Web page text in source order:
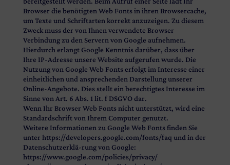
Browser die benötigten Web Fonts in ihren Browsercache,
um Texte und Schriftarten korrekt anzuzeigen. Zu diesem
Zweck muss der von Ihnen verwendete Browser
Verbindung zu den Servern von Google aufnehmen.
Hierdurch erlangt Google Kenntnis darüber, dass über
Ihre IP-Adresse unsere Website aufgerufen wurde. Die
Nutzung von Google Web Fonts erfolgt im Interesse einer
einheitlichen und ansprechenden Darstellung unserer
Online-Angebote. Dies stellt ein berechtigtes Interesse im
Sinne von Art. 6 Abs. 1 lit. f DSGVO dar.
Wenn Ihr Browser Web Fonts nicht unterstützt, wird eine
Standardschrift von Ihrem Computer genutzt.
Weitere Informationen zu Google Web Fonts finden Sie
unter https://developers.google.com/fonts/faq und in der
Datenschutzerklä-rung von Google:
https://www.google.com/policies/privacy/